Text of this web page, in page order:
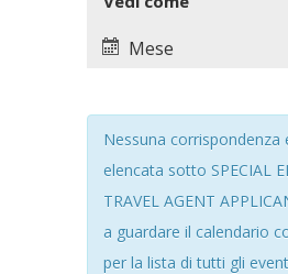
Mese
Nessuna corrispondenza
elencata sotto SPECIAL
TRAVEL AGENT
a guardare il calendario
per la lista di tutti gli